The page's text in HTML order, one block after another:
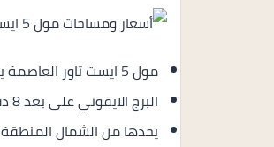
مول 5 ايست تاور العاصمة يقع بقلب منطقة الداون تاون بالتحديد بالقطعة رقم MU4-58.
البرج الايقوني على بعد 8 دقائق فقط من مول فايف ايست تاور العاصمة.
يحدها من الشمال